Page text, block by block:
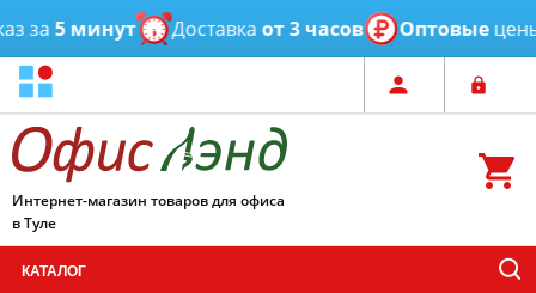
за5 минут Доставкаот 3 часов Оптовыецены
Интернет-магазин товаров для офиса
в Туле
КАТАЛОГ